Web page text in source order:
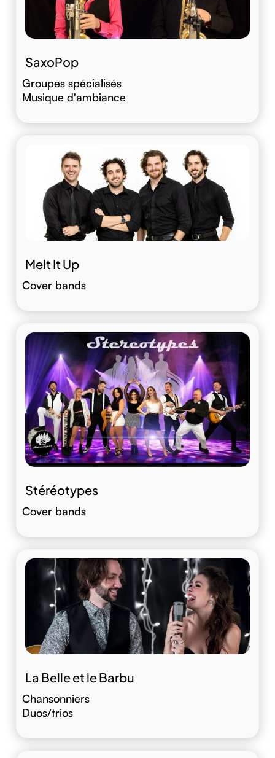
SaxoPop
Groupes spécialisés
Musique d'ambiance
Melt It Up
Cover bands
Stéréotypes
Cover bands
La Belle et le Barbu
Chansonniers
Duos/trios